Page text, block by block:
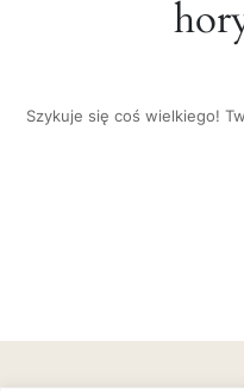
Szykuje się coś wielkiego!